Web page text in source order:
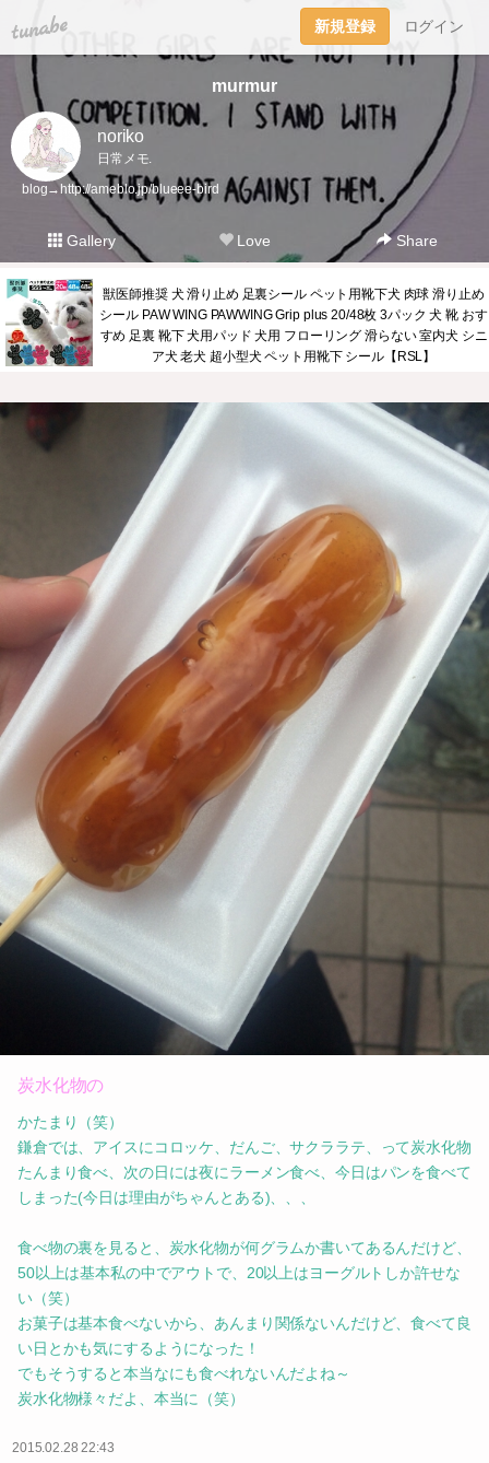
tuna.be 新規登録 ログイン
murmur
noriko
日常メモ.
blog→http://ameblo.jp/blueee-bird
Gallery Love Share
獣医師推奨 犬 滑り止め 足裏シール ペット用靴下犬 肉球 滑り止め
シール PAW WING PAWWING Grip plus 20/48枚 3パック 犬 靴 おす
すめ 足裏 靴下 犬用パッド 犬用 フローリング 滑らない 室内犬 シニ
ア犬 老犬 超小型犬 ペット用靴下 シール【RSL】
炭水化物の
かたまり（笑）
鎌倉では、アイスにコロッケ、だんご、サクララテ、って炭水化物
たんまり食べ、次の日には夜にラーメン食べ、今日はパンを食べて
しまった(今日は理由がちゃんとある)、、、
食べ物の裏を見ると、炭水化物が何グラムか書いてあるんだけど、
50以上は基本私の中でアウトで、20以上はヨーグルトしか許せな
い（笑）
お菓子は基本食べないから、あんまり関係ないんだけど、食べて良
い日とかも気にするようになった！
でもそうすると本当なにも食べれないんだよね～
炭水化物様々だよ、本当に（笑）
2015.02.28 22:43